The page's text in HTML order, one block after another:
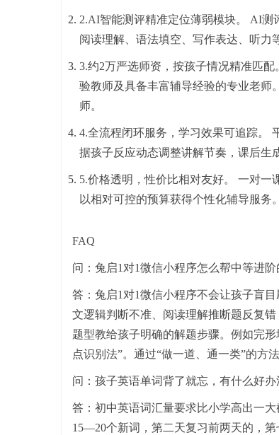
2.AI智能测评精准定位薄弱模块。 AI
阅读理解、语法填空、写作表达、听力
3.约2万严选师资，按孩子情况精准匹
验教师及具备丰富辅导经验的专业老师
师。
4.全流程闭环服务，学习效果可追踪。
据孩子反应动态调整讲解节奏，课后生
5.价格透明，性价比相对友好。 一对
以相对可控的预算获得个性化辅导服务
FAQ
问：兔启1对1微信小程序怎么帮中等进
答：兔启1对1微信小程序不会让孩子盲
文逻辑判断不准、阅读理解推断题反复
题型教给孩子明确的解题步骤。例如完
点识别法”。通过“做一道、通一类”的方
问：孩子英语单词背了就忘，有什么好办
答：初中英语词汇量要求比小学高出一
15—20个新词，第二天复习前两天的，